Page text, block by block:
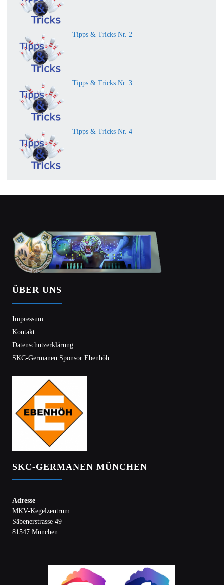
Tipps & Tricks Nr. 2
Tipps & Tricks Nr. 3
Tipps & Tricks Nr. 4
ÜBER UNS
Impressum
Kontakt
Datenschutzerklärung
SKC-Germanen Sponsor Ebenhöh
SKC-GERMANEN MÜNCHEN
Adresse
MKV-Kegelzentrum
Säbenerstrasse 49
81547 München